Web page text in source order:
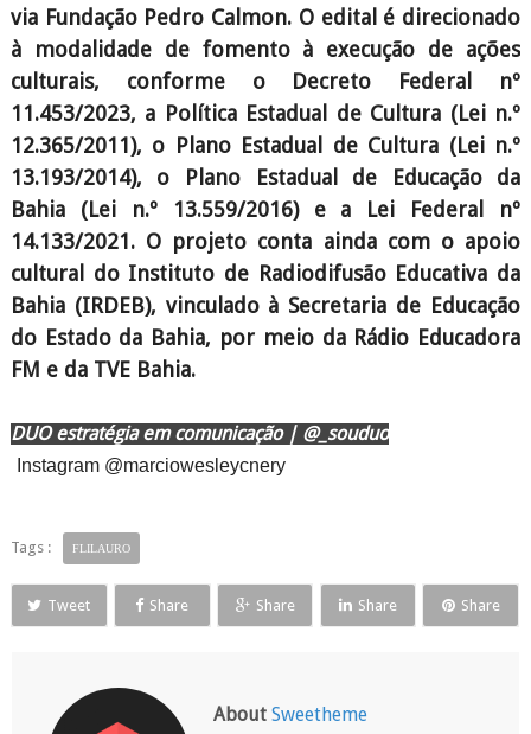
via Fundação Pedro Calmon. O edital é direcionado
à modalidade de fomento à execução de ações
culturais, conforme o Decreto Federal nº
11.453/2023, a Política Estadual de Cultura (Lei n.º
12.365/2011), o Plano Estadual de Cultura (Lei n.º
13.193/2014), o Plano Estadual de Educação da
Bahia (Lei n.º 13.559/2016) e a Lei Federal nº
14.133/2021. O projeto conta ainda com o apoio
cultural do Instituto de Radiodifusão Educativa da
Bahia (IRDEB), vinculado à Secretaria de Educação
do Estado da Bahia, por meio da Rádio Educadora
FM e da TVE Bahia.
DUO estratégia em comunicação | @_souduo
Instagram @marciowesleycnery
Tags : FLILAURO
Tweet Share Share Share Share
About Sweetheme